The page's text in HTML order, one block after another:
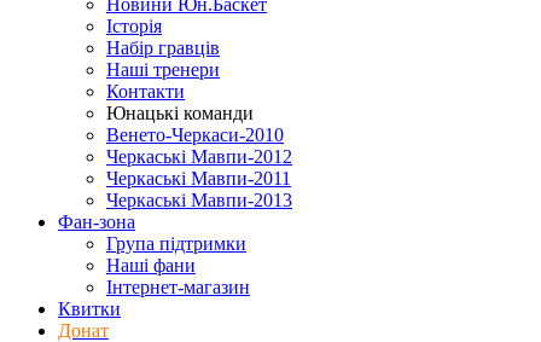
Новини Юн.Баскет
Історія
Набір гравців
Наші тренери
Контакти
Юнацькі команди
Венето-Черкаси-2010
Черкаські Мавпи-2012
Черкаські Мавпи-2011
Черкаські Мавпи-2013
Фан-зона
Група підтримки
Наші фани
Інтернет-магазин
Квитки
Донат